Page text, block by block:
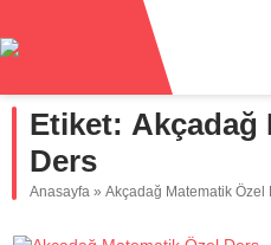
Etiket: Akçadağ
Ders
Anasayfa » Akçadağ Matematik Özel